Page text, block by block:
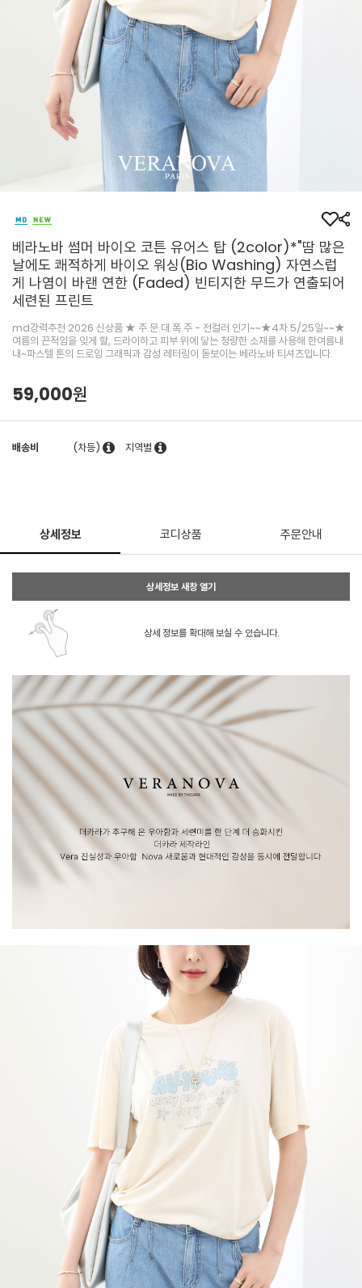
베라노바 썸머 바이오 코튼 유어스 탑 (2color)*"땀 많은
날에도 쾌적하게 바이오 워싱(Bio Washing) 자연스럽
게 나염이 바랜 연한 (Faded) 빈티지한 무드가 연출되어
세련된 프린트
md강력추천 2026 신상품 ★ 주.문.대.폭.주 - 전컬러 인기~~★4차 5/25일~~★
여름의 끈적임을 잊게 할, 드라이하고 피부 위에 닿는 청량한 소재를 사용해 한여름내
내~파스텔 톤의 드로잉 그래픽과 감성 레터링이 돋보이는 베라노바 티셔츠입니다.
59,000원
배송비 (차등) 지역별
상세정보 코디상품 주문안내
상세정보 새창 열기
상세 정보를 확대해 보실 수 있습니다.